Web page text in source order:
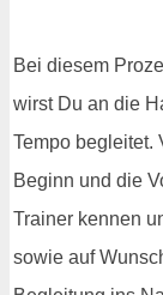
Bei diesem
wirst Du an die
Tempo begleitet.
Beginn und die
Trainer kennen
sowie auf